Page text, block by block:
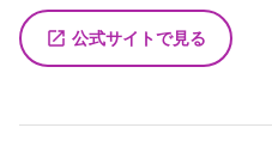
launch 公式サイトで見る